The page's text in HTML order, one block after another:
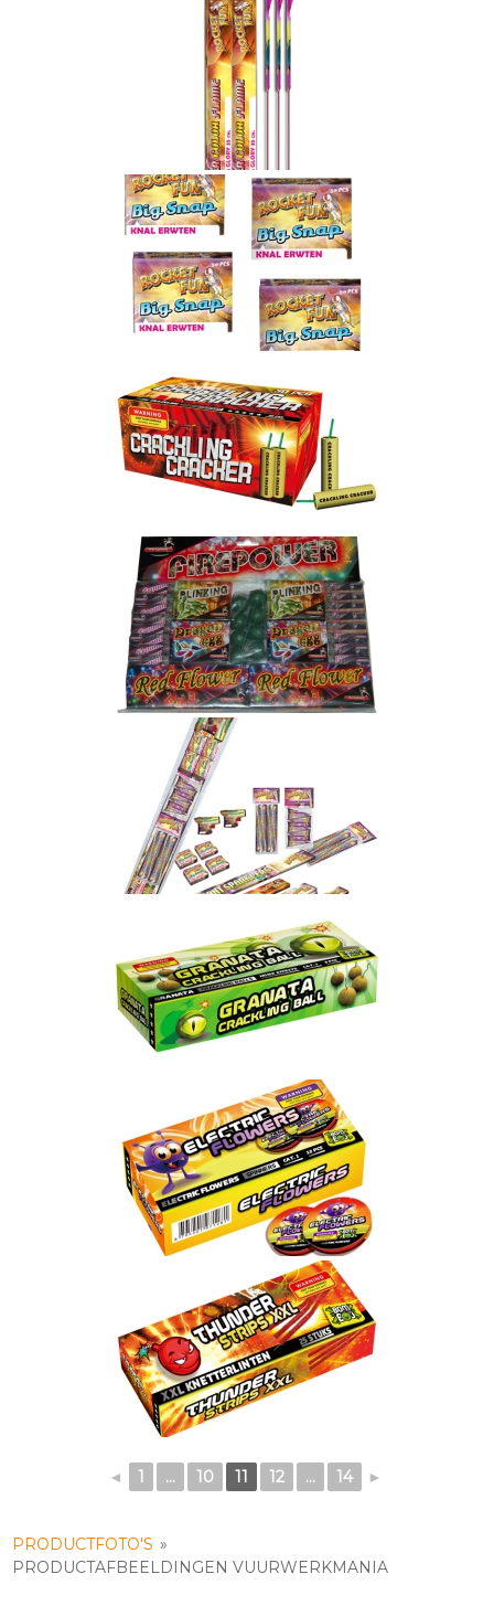
◄ 1 ... 10 11 12 ... 14 ►
PRODUCTFOTO'S »
PRODUCTAFBEELDINGEN VUURWERKMANIA